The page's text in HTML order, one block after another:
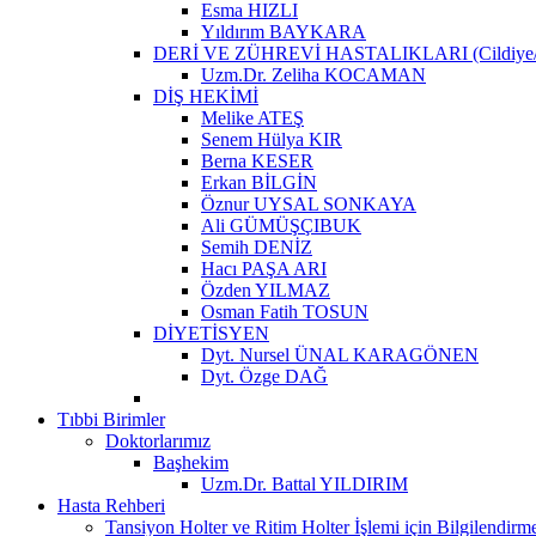
Esma HIZLI
Yıldırım BAYKARA
DERİ VE ZÜHREVİ HASTALIKLARI
Uzm.Dr. Zeliha KOCAMAN
DİŞ HEKİMİ
Melike ATEŞ
Senem Hülya KIR
Berna KESER
Erkan BİLGİN
Öznur UYSAL SONKAYA
Ali GÜMÜŞÇIBUK
Semih DENİZ
Hacı PAŞA ARI
Özden YILMAZ
Osman Fatih TOSUN
DİYETİSYEN
Dyt. Nursel ÜNAL KARAGÖNEN
Dyt. Özge DAĞ
Tıbbi Birimler
Doktorlarımız
Başhekim
Uzm.Dr. Battal YILDIRIM
Hasta Rehberi
Tansiyon Holter ve Ritim Holter İşlemi için